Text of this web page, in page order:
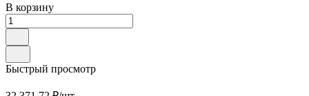
В корзину
Быстрый просмотр